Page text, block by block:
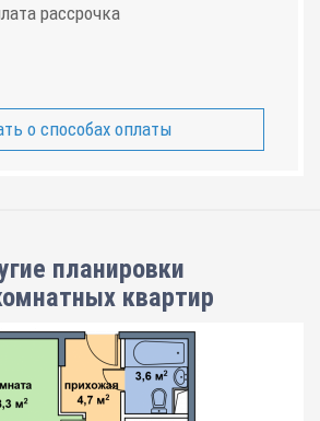
рассрочка
о способах оплаты
планировки
квартир